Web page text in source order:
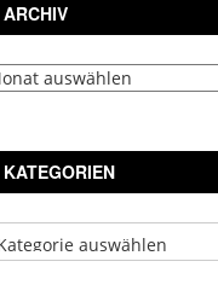
ARCHIV
KATEGORIEN